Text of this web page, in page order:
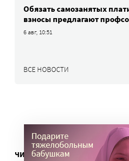
Обязать самозанятых
взносы предлагают
6 авг, 10:51
ВСЕ НОВОСТИ
ЧИТАТЬ ЕЩЕ